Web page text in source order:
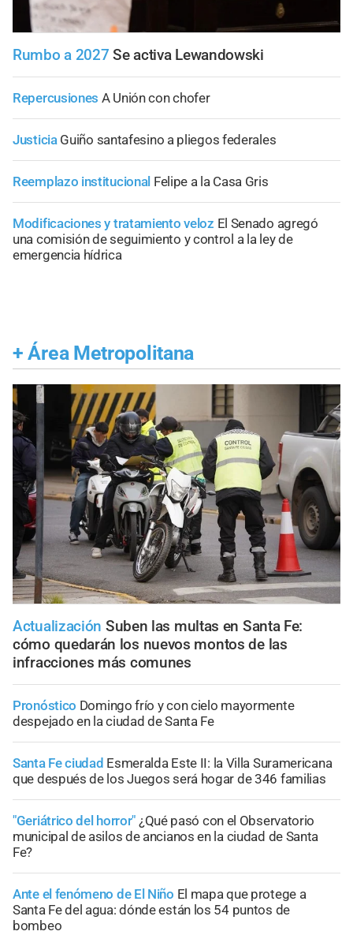
Rumbo a 2027 Se activa Lewandowski
Repercusiones A Unión con chofer
Justicia Guiño santafesino a pliegos federales
Reemplazo institucional Felipe a la Casa Gris
Modificaciones y tratamiento veloz El Senado agregó
una comisión de seguimiento y control a la ley de
emergencia hídrica
+ Área Metropolitana
Actualización Suben las multas en Santa Fe:
cómo quedarán los nuevos montos de las
infracciones más comunes
Pronóstico Domingo frío y con cielo mayormente
despejado en la ciudad de Santa Fe
Santa Fe ciudad Esmeralda Este II: la Villa Suramericana
que después de los Juegos será hogar de 346 familias
"Geriátrico del horror" ¿Qué pasó con el Observatorio
municipal de asilos de ancianos en la ciudad de Santa
Fe?
Ante el fenómeno de El Niño El mapa que protege a
Santa Fe del agua: dónde están los 54 puntos de
bombeo